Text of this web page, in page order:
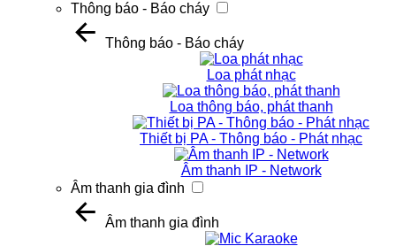
Thông báo - Báo cháy
Thông báo - Báo cháy
Loa phát nhạc
Loa thông báo, phát thanh
Thiết bị PA - Thông báo - Phát nhạc
Âm thanh IP - Network
Âm thanh gia đình
Âm thanh gia đình